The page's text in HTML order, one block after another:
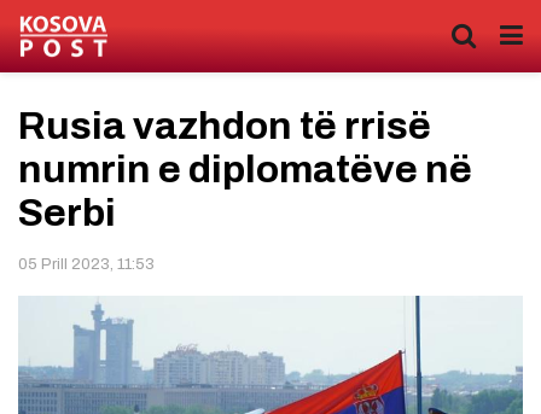
Rusia vazhdon të rrisë
numrin e diplomatëve në
Serbi
05 Prill 2023, 11:53